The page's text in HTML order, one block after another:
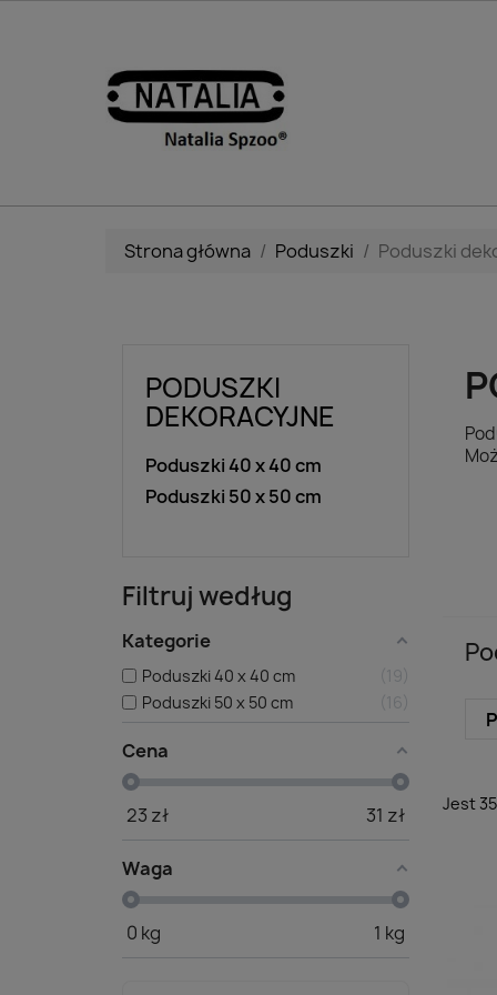
Strona główna Poduszki Poduszki
PODUSZKI
DEKORACYJNE
Poduszki 40 x 40 cm
Poduszki 50 x 50 cm
Filtruj według
Kategorie
Poduszki 40 x 40 cm
19
Poduszki 50 x 50 cm
16
Cena
23 zł 31 zł
Waga
0 kg 1 kg
Jest